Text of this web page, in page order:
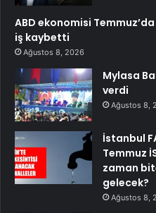
ABD ekonomisi
iş kaybetti
Ağustos 8, 2026
Mylasa
verdi
Ağustos 8,
İstanbul
Temmuz
zaman
gelecek?
Ağustos 8,